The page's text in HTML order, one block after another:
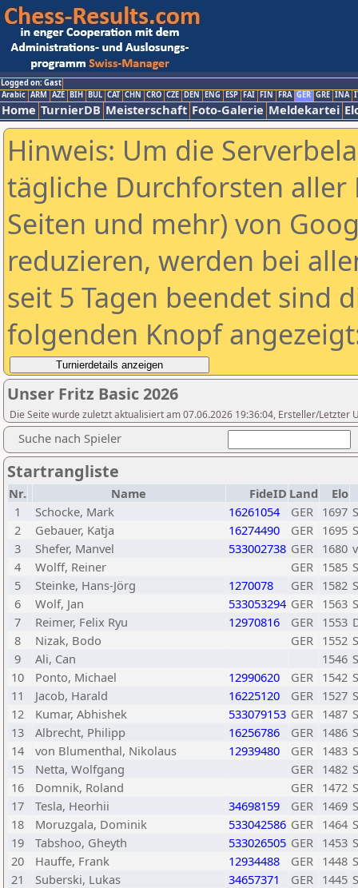
Logged on: Gast
Arabic ARM AZE BIH BUL CAT CHN CRO CZE DEN ENG ESP FAI FIN FRA GER GRE INA
Home TurnierDB Meisterschaft Foto-Galerie Meldekartei
Hinweis: Um die
tägliche Durchforsten aller
Seiten und mehr) von
reduzieren, werden bei
seit 5 Tagen beendet sind
folgenden Knopf
Unser Fritz Basic 2026
Die Seite wurde zuletzt aktualisiert am 07.06.2026 19:36:04, Ersteller/Letzter
Suche nach Spieler
Startrangliste
Nr. Name FideID Land
Elo
1
Schocke, Mark 16261054 GER 1697
2
Gebauer, Katja 16274490 GER 1695
3
Shefer, Manvel 533002738 GER 1680
4
Wolff, Reiner GER 1585
5
Steinke, Hans-Jörg 1270078 GER 1582
6
Wolf, Jan 533053294 GER 1563
7
Reimer, Felix Ryu 12970816 GER 1553
8
Nizak, Bodo GER 1552
9
Ali, Can 1546
10
Ponto, Michael 12990620 GER 1542
11
Jacob, Harald 16225120 GER 1527
12
Kumar, Abhishek 533079153 GER 1487
13
Albrecht, Philipp 16256786 GER 1486
14
von Blumenthal, Nikolaus 12939480 GER 1483
15
Netta, Wolfgang GER 1482
16
Domnik, Roland GER 1472
17
Tesla, Heorhii 34698159 GER 1469
18
Moruzgala, Dominik 533042586 GER 1464
19
Tabshoo, Gheyth 533026505 GER 1453
20
Hauffe, Frank 12934488 GER 1448
21
Suberski, Lukas 34657371 GER 1445